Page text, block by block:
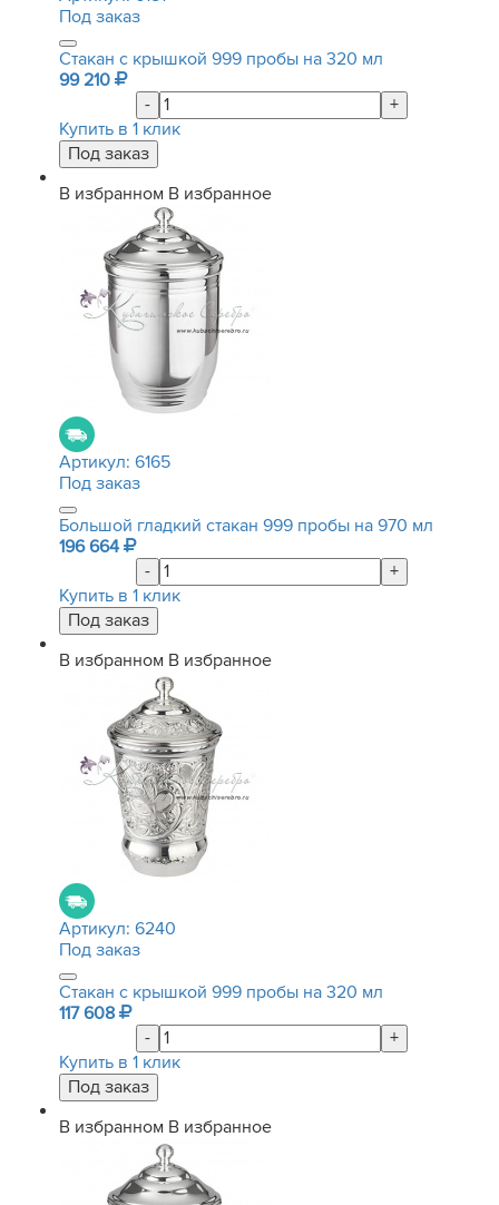
Под заказ
Стакан с крышкой 999 пробы на 320 мл
99 210
-
+
Купить в 1 клик
В избранном В избранное
Артикул: 6165
Под заказ
Большой гладкий стакан 999 пробы на 970 мл
196 664
-
+
Купить в 1 клик
В избранном В избранное
Артикул: 6240
Под заказ
Стакан с крышкой 999 пробы на 320 мл
117 608
-
+
Купить в 1 клик
В избранном В избранное